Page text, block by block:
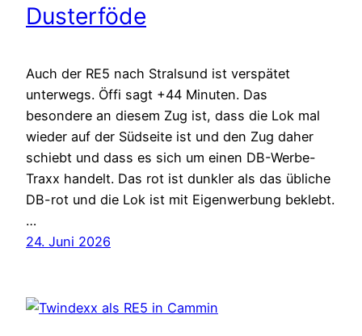
Dusterföde
Auch der RE5 nach Stralsund ist verspätet
unterwegs. Öffi sagt +44 Minuten. Das
besondere an diesem Zug ist, dass die Lok mal
wieder auf der Südseite ist und den Zug daher
schiebt und dass es sich um einen DB-Werbe-
Traxx handelt. Das rot ist dunkler als das übliche
DB-rot und die Lok ist mit Eigenwerbung beklebt.
…
24. Juni 2026